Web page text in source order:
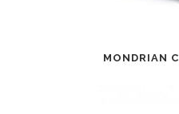
MONDRIAN